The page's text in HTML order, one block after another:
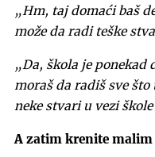
„Hm, taj domaći baš
može da radi teške
„Da, škola je ponekad
moraš da radiš sve što
neke stvari u vezi
A zatim krenite